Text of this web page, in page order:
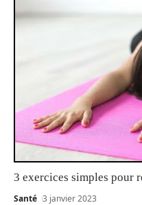
3 exercices simples pour
Santé 3 janvier 2023